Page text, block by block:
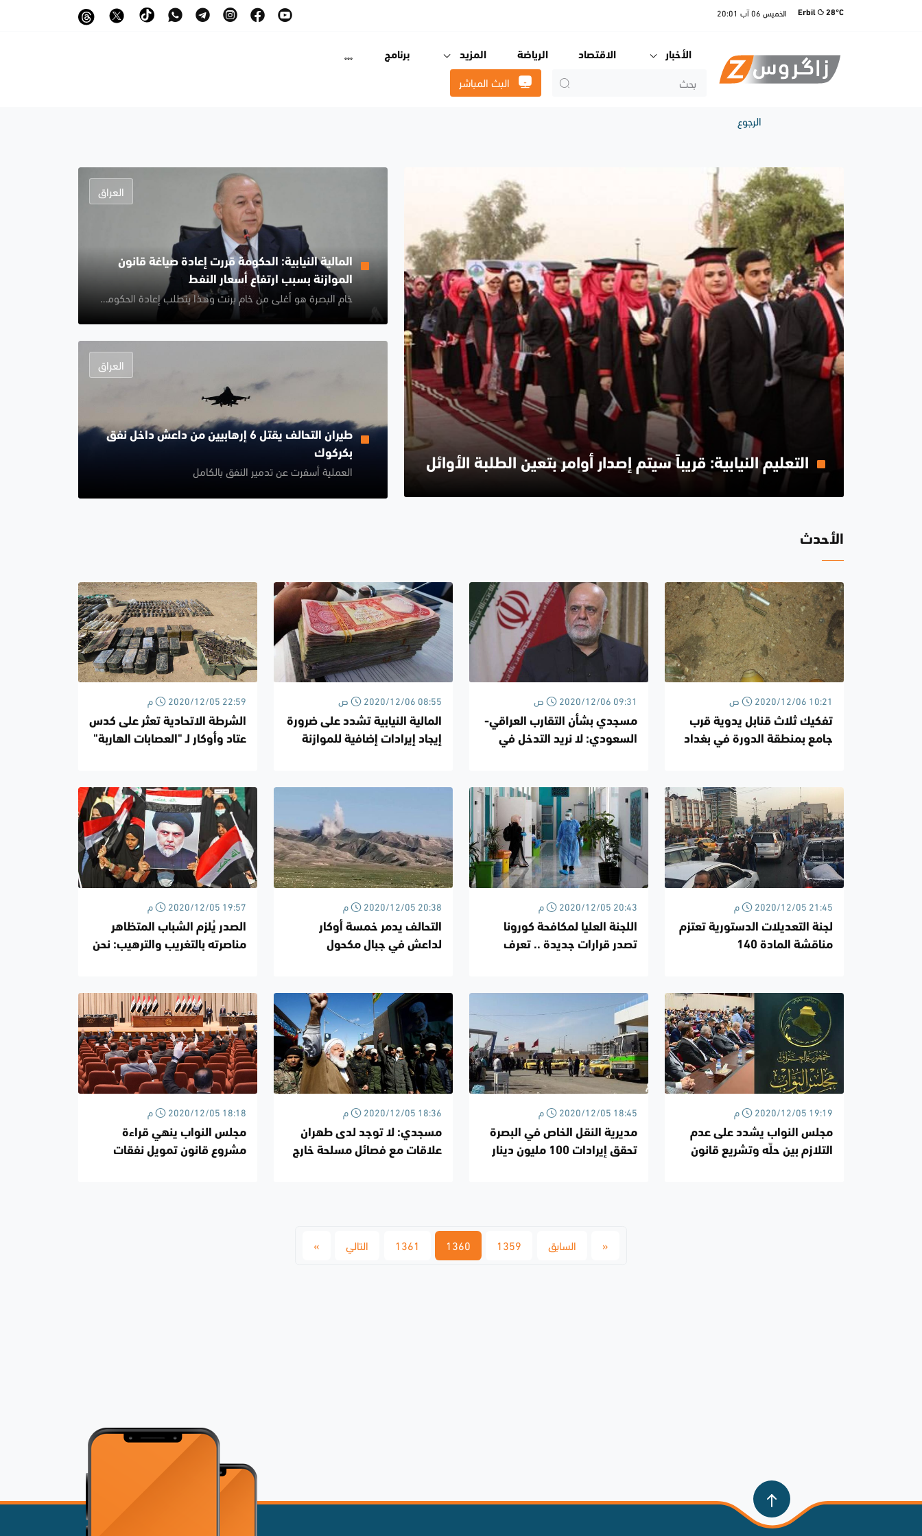
Erbil 28°C الخميس 06 آب 20:01
الأخبار الاقتصاد الرياضة المزيد برنامج
البث المباشر
الرجوع
التعليم النيابية: قريباً سيتم إصدار أوامر بتعين الطلبة الأوائل
العراق
المالية النيابية: الحكومة قررت إعادة صياغة قانون
الموازنة بسبب ارتفاع أسعار النفط
خام البصرة هو أغلى من خام برنت وهذا يتطلب إعادة الحكومة صياغة الأرقام الموجودة في الموازنة
العراق
طيران التحالف يقتل 6 إرهابيين من داعش داخل نفق
بكركوك
العملية أسفرت عن تدمير النفق بالكامل
الأحدث
2020/12/06 10:21 ص
تفكيك ثلاث قنابل يدوية قرب
جامع بمنطقة الدورة في بغداد
2020/12/06 09:31 ص
مسجدي بشأن التقارب العراقي-
السعودي: لا نريد التدخل في
2020/12/06 08:55 ص
المالية النيابية تشدد على ضرورة
إيجاد إيرادات إضافية للموازنة
2020/12/05 22:59 م
الشرطة الاتحادية تعثر على كدس
عتاد وأوكار لـ "العصابات الهاربة"
2020/12/05 21:45 م
لجنة التعديلات الدستورية تعتزم
مناقشة المادة 140
2020/12/05 20:43 م
اللجنة العليا لمكافحة كورونا
تصدر قرارات جديدة .. تعرف
2020/12/05 20:38 م
التحالف يدمر خمسة أوكار
لداعش في جبال مكحول
2020/12/05 19:57 م
الصدر يُلزم الشباب المتظاهر
مناصرته بالتغريب والترهيب: نحن
2020/12/05 19:19 م
مجلس النواب يشدد على عدم
التلازم بين حلّه وتشريع قانون
2020/12/05 18:45 م
مديرية النقل الخاص في البصرة
تحقق إيرادات 100 مليون دينار
2020/12/05 18:36 م
مسجدي: لا توجد لدى طهران
علاقات مع فصائل مسلحة خارج
2020/12/05 18:18 م
مجلس النواب ينهي قراءة
مشروع قانون تمويل نفقات
« السابق 1359
1360
1361 التالي »